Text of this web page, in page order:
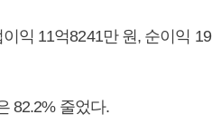
익 11억8241만 원, 순이익 19
82.2% 줄었다.